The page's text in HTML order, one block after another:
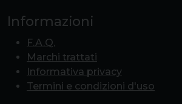
Informazioni
F.A.Q.
Marchi trattati
Informativa privacy
Termini e condizioni d'uso